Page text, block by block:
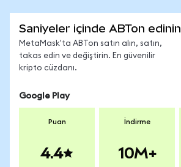
Saniyeler içinde ABTon edinin
MetaMask'ta ABTon satın alın, satın,
takas edin ve değiştirin. En güvenilir
kripto cüzdanı.
Google Play
Puan
4.4
İndirme
10M+